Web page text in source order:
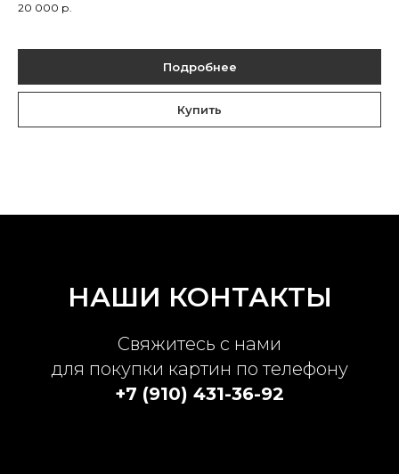
20 000 р.
Подробнее
Купить
НАШИ КОНТАКТЫ
Свяжитесь с нами
для покупки картин по телефону
+7 (910) 431-36-92